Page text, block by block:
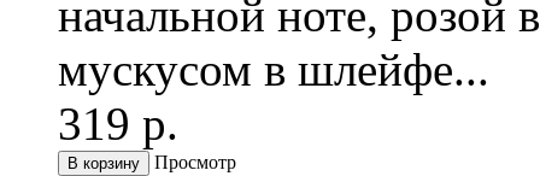
начальной ноте, розой
мускусом в шлейфе...
319 р.
Просмотр